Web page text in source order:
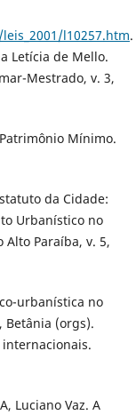
l10257.htm.
Letícia de Mello.
Mestrado, v. 3,
Mínimo.
da Cidade:
Urbanístico no
Alto Paraíba, v. 5,
urbanística no
Betânia (orgs).
Luciano Vaz. A